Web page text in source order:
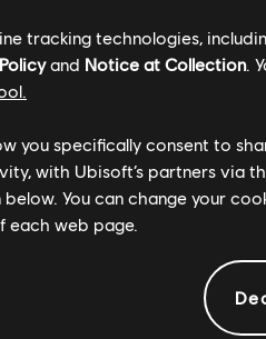
la Division vont maintenant
nouvelles cibles : le major
tracking technologies,
and Notice at Collection.
you specifically consent to
with Ubisoft’s partners via
You can change your
each web page.